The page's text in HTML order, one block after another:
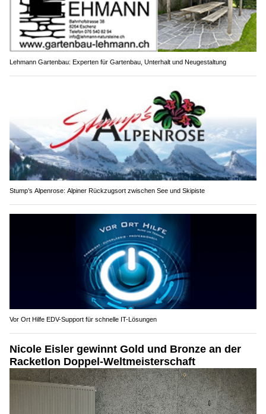
Lehmann Gartenbau: Experten für Gartenbau, Unterhalt und Neugestaltung
Stump’s Alpenrose: Alpiner Rückzugsort zwischen See und Skipiste
Vor Ort Hilfe EDV-Support für schnelle IT-Lösungen
Nicole Eisler gewinnt Gold und Bronze an der
Racketlon Doppel-Weltmeisterschaft